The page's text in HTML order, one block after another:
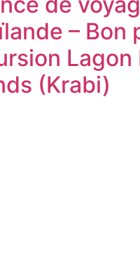
– Bon
Lagon
(Krabi)